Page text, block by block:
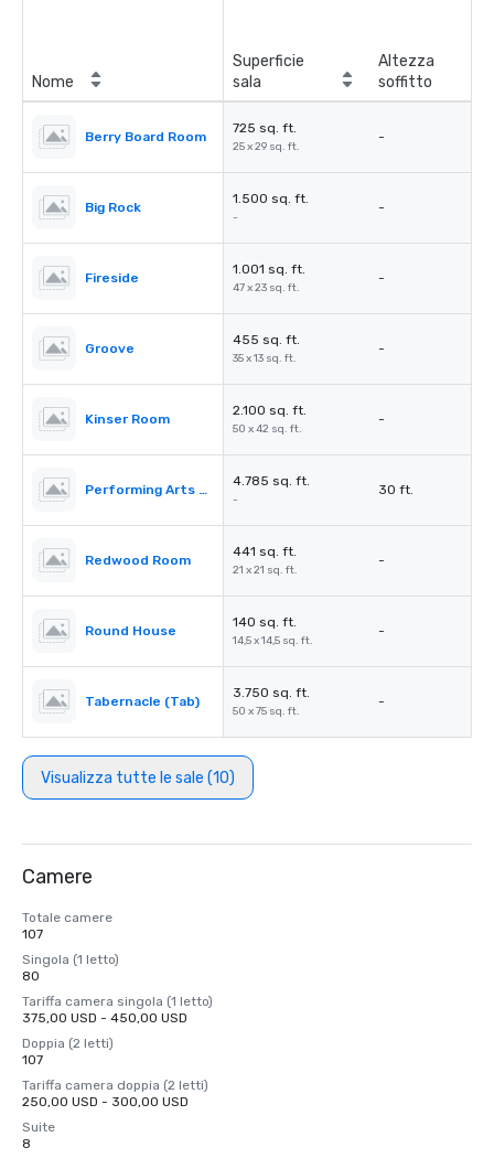
Nome
Superficie
sala
Altezza
soffitto
Berry Board Room
725 sq. ft.
25 x 29 sq. ft.
-
Big Rock
1.500 sq. ft.
-
-
Fireside
1.001 sq. ft.
47 x 23 sq. ft.
-
Groove
455 sq. ft.
35 x 13 sq. ft.
-
Kinser Room
2.100 sq. ft.
50 x 42 sq. ft.
-
Performing Arts Center (PAC)
4.785 sq. ft.
-
30 ft.
Redwood Room
441 sq. ft.
21 x 21 sq. ft.
-
Round House
140 sq. ft.
14,5 x 14,5 sq. ft.
-
Tabernacle (Tab)
3.750 sq. ft.
50 x 75 sq. ft.
-
Visualizza tutte le sale (10)
Camere
Totale camere
107
Singola (1 letto)
80
Tariffa camera singola (1 letto)
375,00 USD - 450,00 USD
Doppia (2 letti)
107
Tariffa camera doppia (2 letti)
250,00 USD - 300,00 USD
Suite
8